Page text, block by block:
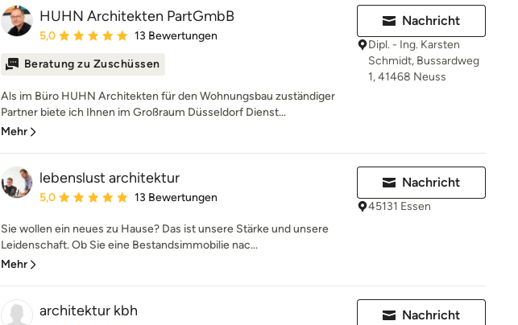
HUHN Architekten PartGmbB
Durchschnittliche Bewertung: 5 von 5 Sternen
5,0 13 Bewertungen
Beratung zu Zuschüssen
Als im Büro HUHN Architekten für den Wohnungsbau zuständiger
Partner biete ich Ihnen im Großraum Düsseldorf Dienst...
Mehr
Nachricht
Dipl. - Ing. Karsten
Schmidt, Bussardweg
1, 41468 Neuss
lebenslust architektur
Durchschnittliche Bewertung: 5 von 5 Sternen
5,0 13 Bewertungen
Sie wollen ein neues zu Hause? Das ist unsere Stärke und unsere
Leidenschaft. Ob Sie eine Bestandsimmobilie nac...
Mehr
Nachricht
45131 Essen
architektur kbh Nachricht